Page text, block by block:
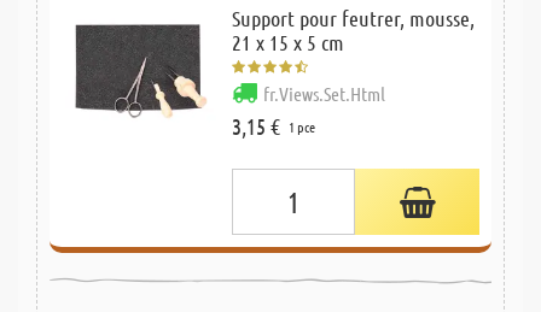
Support pour feutrer, mousse,
21 x 15 x 5 cm
fr.Views.Set.Html
3,15 € 1 pce